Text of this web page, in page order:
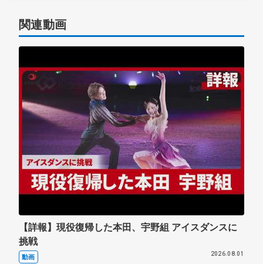
関連動画
【詳報】現役復帰した本田、宇野組 アイスダンスに
挑戦
動画 2026.08.01